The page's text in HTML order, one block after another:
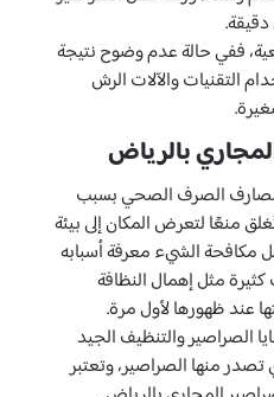
ففي حالة عدم وضوح نتيجة
التقنيات والآلات الرش
بالرياض
مصارف الصرف الصحي بسبب
منعًا لتعرض المكان إلى بيئة
مكافحة الشيء معرفة أسبابه
كثيرة مثل إهمال النظافة
عند ظهورها لأول مرة.
الصراصير والتنظيف الجيد
تصدر منها الصراصير، وتعتبر